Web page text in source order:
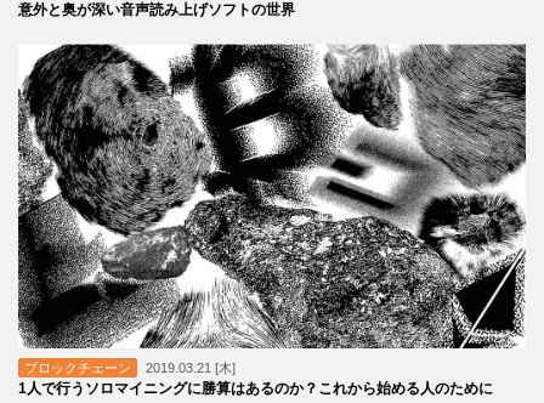
意外と奥が深い音声読み上げソフトの世界
ブロックチェーン 2019.03.21 [木]
1人で行うソロマイニングに勝算はあるのか？これから始める人のために